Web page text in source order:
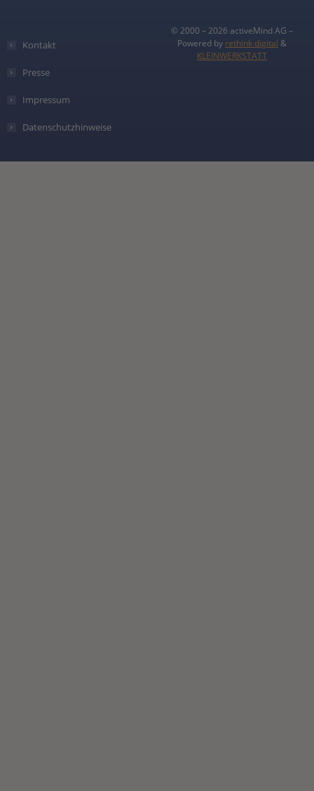
Kontakt
Presse
Impressum
Datenschutzhinweise
© 2000 – 2026 activeMind AG –
Powered by rethink digital &
KLEINWERKSTATT